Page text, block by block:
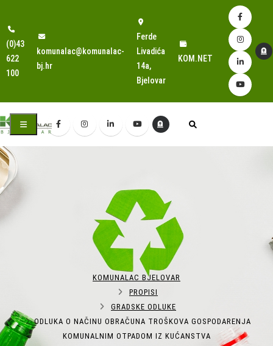
(0)43
622
100
komunalac@komunalac-
bj.hr
Ferde
Livadića
14a,
Bjelovar
KOM.NET
KOMUNALAC BJELOVAR
PROPISI
GRADSKE ODLUKE
ODLUKA O NAČINU OBRAČUNA TROŠKOVA GOSPODARENJA
KOMUNALNIM OTPADOM IZ KUĆANSTVA